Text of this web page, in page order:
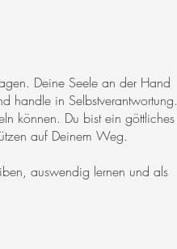
Deine Seele an der Hand
handle in Selbstverantwortung.
können. Du bist ein göttliches
auf Deinem Weg.
auswendig lernen und als